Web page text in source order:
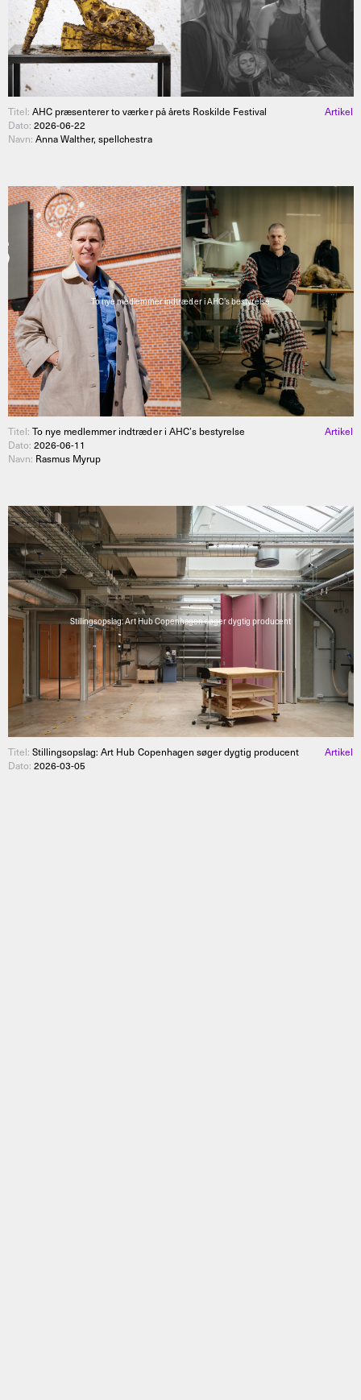
Artikel
Titel:AHC præsenterer to værker på årets Roskilde Festival
Dato:2026-06-22
Navn:Anna Walther, spellchestra
To nye medlemmer indtræder i AHC’s bestyrelse
Artikel
Titel:To nye medlemmer indtræder i AHC’s bestyrelse
Dato:2026-06-11
Navn: Rasmus Myrup
Stillingsopslag: Art Hub Copenhagen søger dygtig producent
Artikel
Titel:Stillingsopslag: Art Hub Copenhagen søger dygtig producent
Dato:2026-03-05